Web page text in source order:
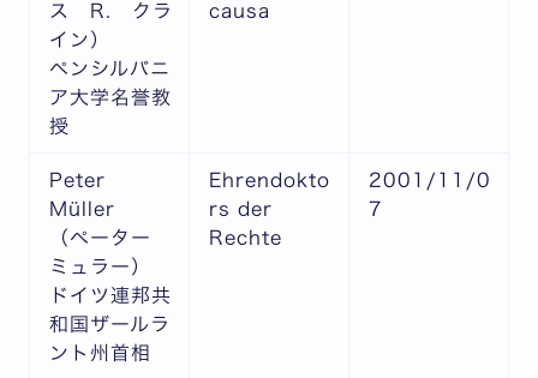
ス R. クラ
イン）
ペンシルバニ
ア大学名誉教
授
causa
Peter
Müller
（ペーター
ミュラー）
ドイツ連邦共
和国ザールラ
ント州首相
Ehrendokto
rs der
Rechte
2001/11/0
7